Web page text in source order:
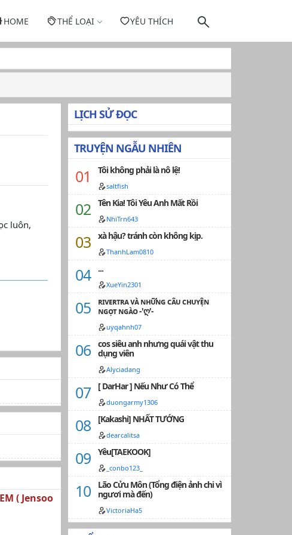
HOME THỂ LOẠI YÊU THÍCH
luôn,
( Jensoo
LỊCH SỬ ĐỌC
TRUYỆN NGẪU NHIÊN
Tôi không phải là nô lệ!
saltfish
Tên Kia! Tôi Yêu Anh Mất Rồi
NhiTrn643
xà hậu? tránh còn không kịp.
ThanhLam0810
...
XueYin2301
ʀɪᴠᴇʀᴛʀᴀ ᴠᴀ̀ ɴʜᴜ̛̃ɴɢ ᴄᴀ̂ᴜ ᴄʜᴜʏᴇ̣̂ɴ
ɴɢᴏ̣ᴛ ɴɢᴀ̀ᴏ -'ღ'-
uyqahnh07
cos siêu anh nhưng quái vật thu
dụng viên
Alyciadang
[ DarHar ] Nếu Như Có Thể
duongarmy1306
[Kakashi] NHẤT TƯỚNG
dearcalitsa
Yêu[TAEKOOK]
_conbo123_
Lão Cửu Môn (Tổng điện ảnh chi vì
ngươi mà đến)
VictoriaHa5